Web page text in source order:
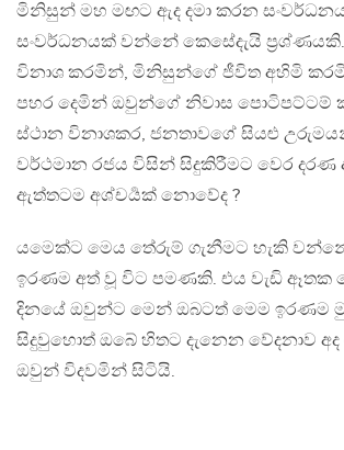
මිනිසුන් මහ මඟට ඇද දමා කරන
සංවර්ධනයක් වන්නේ කෙසේදැයි
විනාශ කරමින්, මිනිසුන්ගේ ජීවිත අහිමි
පහර දෙමින් ඔවුන්ගේ නිවාස පොටිපට්ටම්
ස්ථාන විනාශකර, ජනතාවගේ සියළු
වර්ථමාන රජය විසින් සිදුකිරීමට වෙර දරණ
ඇත්තටම අශ්චර්‍යක් නොවේද ?
යමෙක්ට මෙය තේරුම් ගැනීමට හැකි
ඉරණම අත් වූ විට පමණකි. එය වැඩි ඈතක
දිනයේ ඔවුන්ට මෙන් ඔබටත් මෙම ඉරණම
සිදුවුහොත් ඔබේ හිතට දැනෙන වේදනාව
ඔවුන් විදවමින් සිටියි.